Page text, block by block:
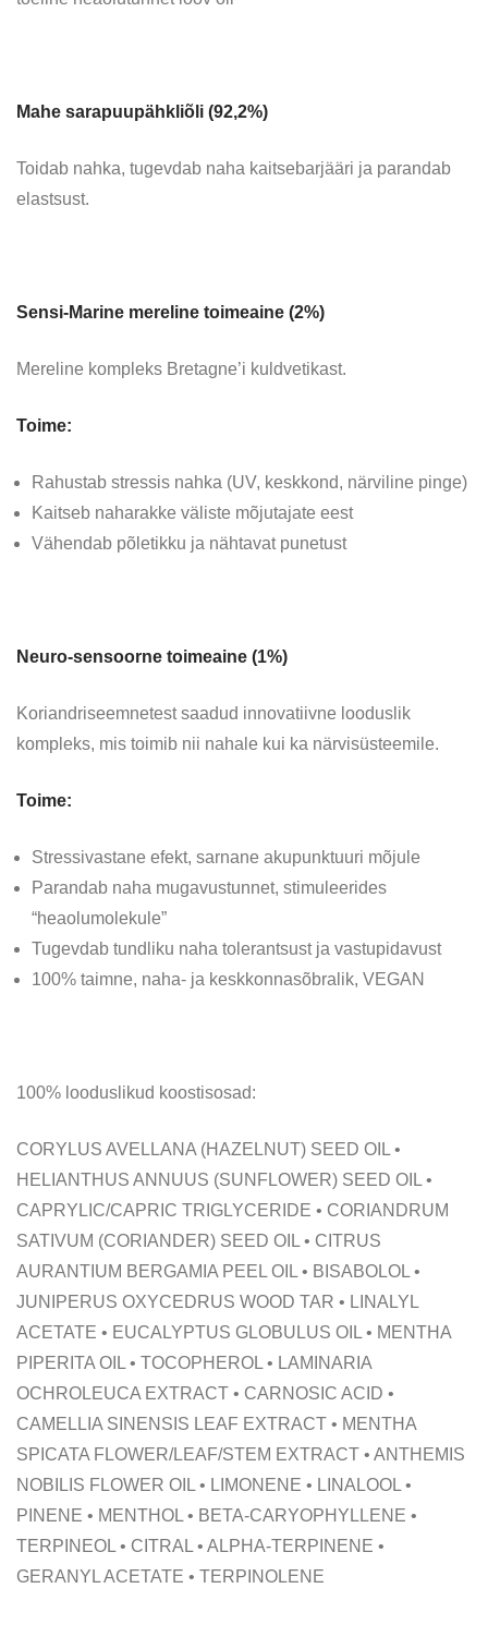
Mahe sarapuupähkliõli (92,2%)
Toidab nahka, tugevdab naha kaitsebarjääri ja parandab
elastsust.
Sensi-Marine mereline toimeaine (2%)
Mereline kompleks Bretagne’i kuldvetikast.
Toime:
Rahustab stressis nahka (UV, keskkond, närviline pinge)
Kaitseb naharakke väliste mõjutajate eest
Vähendab põletikku ja nähtavat punetust
Neuro-sensoorne toimeaine (1%)
Koriandriseemnetest saadud innovatiivne looduslik
kompleks, mis toimib nii nahale kui ka närvisüsteemile.
Toime:
Stressivastane efekt, sarnane akupunktuuri mõjule
Parandab naha mugavustunnet, stimuleerides
“heaolumolekule”
Tugevdab tundliku naha tolerantsust ja vastupidavust
100% taimne, naha- ja keskkonnasõbralik, VEGAN
100% looduslikud koostisosad:
CORYLUS AVELLANA (HAZELNUT) SEED OIL •
HELIANTHUS ANNUUS (SUNFLOWER) SEED OIL •
CAPRYLIC/CAPRIC TRIGLYCERIDE • CORIANDRUM
SATIVUM (CORIANDER) SEED OIL • CITRUS
AURANTIUM BERGAMIA PEEL OIL • BISABOLOL •
JUNIPERUS OXYCEDRUS WOOD TAR • LINALYL
ACETATE • EUCALYPTUS GLOBULUS OIL • MENTHA
PIPERITA OIL • TOCOPHEROL • LAMINARIA
OCHROLEUCA EXTRACT • CARNOSIC ACID •
CAMELLIA SINENSIS LEAF EXTRACT • MENTHA
SPICATA FLOWER/LEAF/STEM EXTRACT • ANTHEMIS
NOBILIS FLOWER OIL • LIMONENE • LINALOOL •
PINENE • MENTHOL • BETA-CARYOPHYLLENE •
TERPINEOL • CITRAL • ALPHA-TERPINENE •
GERANYL ACETATE • TERPINOLENE